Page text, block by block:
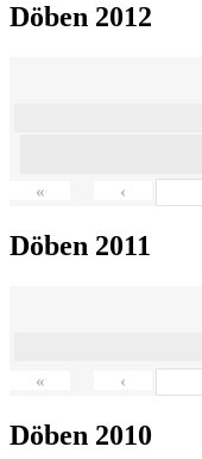
Döben 2012
« ‹
Döben 2011
« ‹
Döben 2010